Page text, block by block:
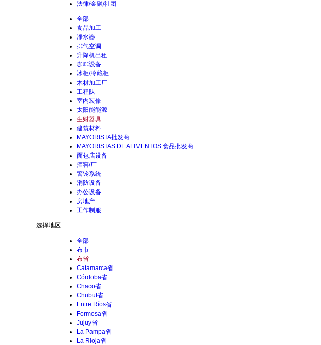
法律/金融/社团
全部
食品加工
净水器
排气空调
升降机出租
咖啡设备
冰柜/冷藏柜
木材加工厂
工程队
室内装修
太阳能能源
生财器具
建筑材料
MAYORISTA批发商
MAYORISTAS DE ALIMENTOS 食品批发商
面包店设备
酒窖/厂
警铃系统
消防设备
办公设备
房地产
工作制服
选择地区
全部
布市
布省
Catamarca省
Córdoba省
Chaco省
Chubut省
Entre Ríos省
Formosa省
Jujuy省
La Pampa省
La Rioja省